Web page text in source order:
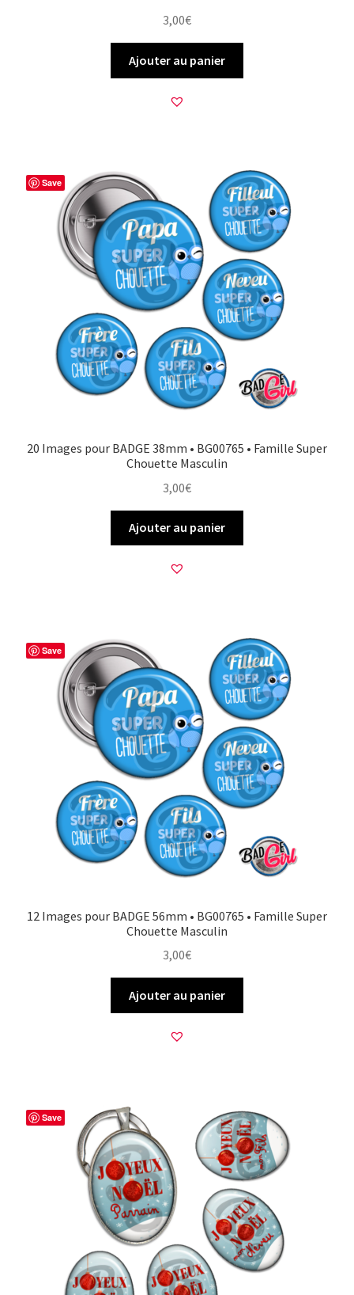
3,00€
Ajouter au panier
Save
20 Images pour BADGE 38mm • BG00765 • Famille Super
Chouette Masculin
3,00€
Ajouter au panier
Save
12 Images pour BADGE 56mm • BG00765 • Famille Super
Chouette Masculin
3,00€
Ajouter au panier
Save